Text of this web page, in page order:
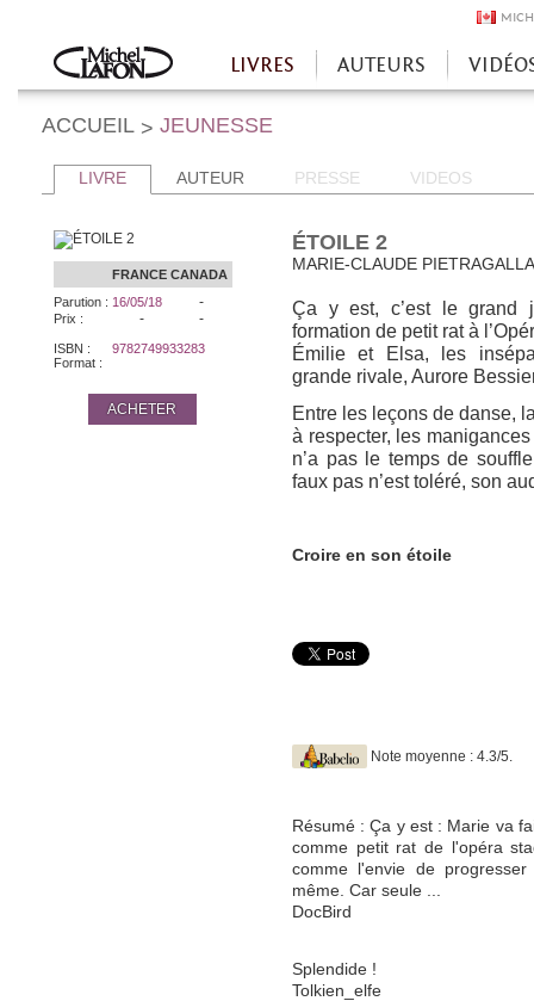
Accueil
LIVRES AUTEURS
ACCUEIL > JEUNESSE
LIVRE AUTEUR PRESSE VIDEOS
FRANCE CANADA
Parution : 16/05/18 -
Prix : - -
ISBN :
9782749933283
Format :
ACHETER
ÉTOILE 2
MARIE-CLAUDE PIETRAGALLA
Ça y est, c’est le grand
formation de petit rat à
Émilie et Elsa, les
grande rivale, Aurore
Entre les leçons de danse,
à respecter, les
n’a pas le temps de
faux pas n’est toléré, son
Croire en son étoile
Note moyenne : 4.3/5.
Résumé : Ça y est : Marie va
comme petit rat de l'opéra
comme l'envie de
même. Car seule ...
DocBird
Splendide !
Tolkien_elfe